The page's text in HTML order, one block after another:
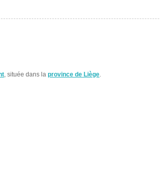
, située dans la province de Liège.